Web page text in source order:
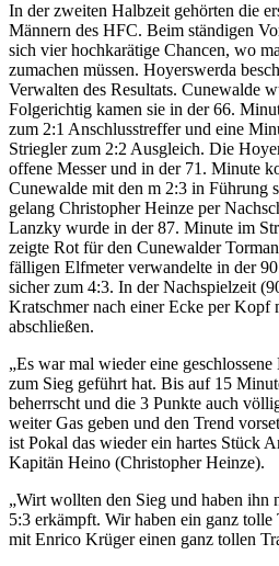
In der zweiten Halbzeit gehörten die
Männern des HFC. Beim ständigen
sich vier hochkarätige Chancen, wo
zumachen müssen. Hoyerswerda
Verwalten des Resultats. Cunewalde
Folgerichtig kamen sie in der 66.
zum 2:1 Anschlusstreffer und eine
Striegler zum 2:2 Ausgleich. Die
offene Messer und in der 71. Minute
Cunewalde mit den m 2:3 in Führung
gelang Christopher Heinze per
Lanzky wurde in der 87. Minute im
zeigte Rot für den Cunewalder
fälligen Elfmeter verwandelte in der
sicher zum 4:3. In der Nachspielzeit
Kratschmer nach einer Ecke per Kopf
abschließen.
„Es war mal wieder eine
zum Sieg geführt hat. Bis auf 15
beherrscht und die 3 Punkte auch
weiter Gas geben und den Trend
ist Pokal das wieder ein hartes Stück
Kapitän Heino (Christopher Heinze).
„Wirt wollten den Sieg und haben ihn
5:3 erkämpft. Wir haben ein ganz
mit Enrico Krüger einen ganz tollen